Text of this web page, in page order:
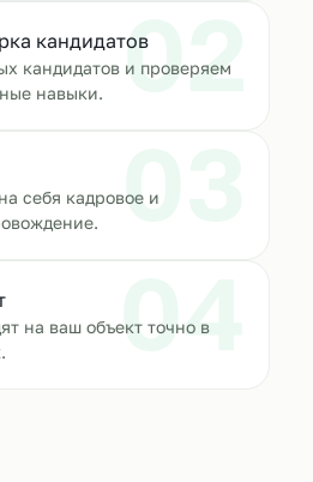
02
кандидатов
кандидатов и проверяем
навыки.
03
себя кадровое и
04
на ваш объект точно в